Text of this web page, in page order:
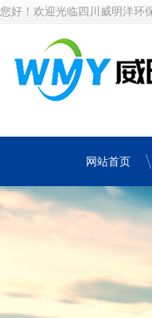
您好！欢迎光临四川威明洋环
网站首页